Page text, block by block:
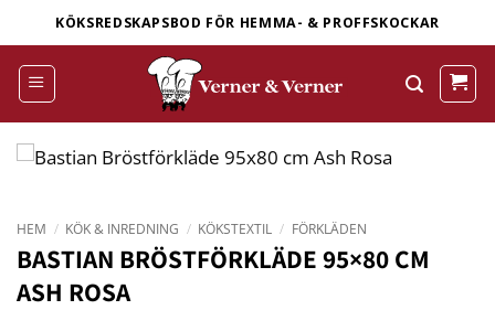
to
content
KÖKSREDSKAPSBOD FÖR HEMMA- & PROFFSKOCKAR
HEM / KÖK & INREDNING / KÖKSTEXTIL / FÖRKLÄDEN
BASTIAN BRÖSTFÖRKLÄDE 95×80 CM
ASH ROSA